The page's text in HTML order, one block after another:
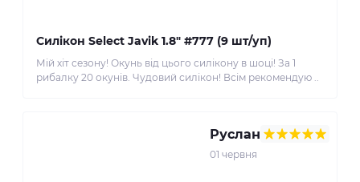
Силікон Select Javik 1.8" #777 (9 шт/уп)
Мій хіт сезону! Окунь від цього силікону в шоці! За 1
рибалку 20 окунів. Чудовий силікон! Всім рекомендую ..
Руслан
01 червня